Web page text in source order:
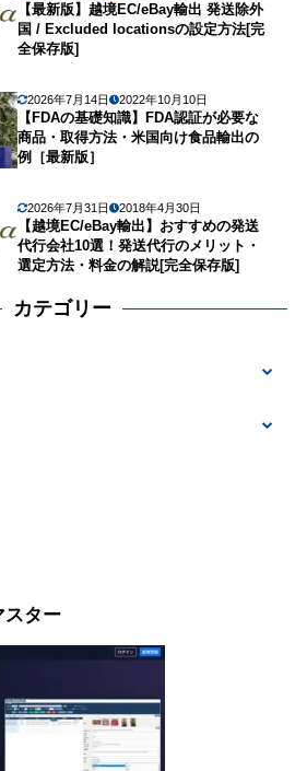
【最新版】越境EC/eBay輸出 発送除外
国 / Excluded locationsの設定方法[完
全保存版]
2026年7月14日 2022年10月10日
【FDAの基礎知識】FDA認証が必要な
商品・取得方法・米国向け食品輸出の
例［最新版］
2026年7月31日 2018年4月30日
【越境EC/eBay輸出】おすすめの発送
代行会社10選！発送代行のメリット・
選定方法・料金の解説[完全保存版]
カテゴリー
ター